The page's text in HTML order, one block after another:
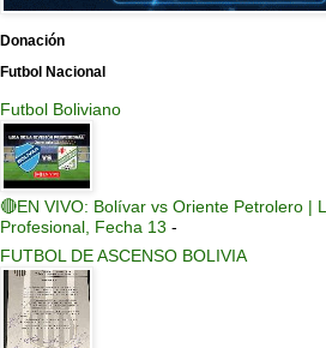
Donación
Futbol Nacional
Futbol Boliviano
🔴EN VIVO: Bolívar vs Oriente Petrolero |
Profesional, Fecha 13 -
FUTBOL DE ASCENSO BOLIVIA